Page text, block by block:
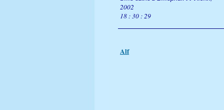
2002
18 : 30 : 29
Alf